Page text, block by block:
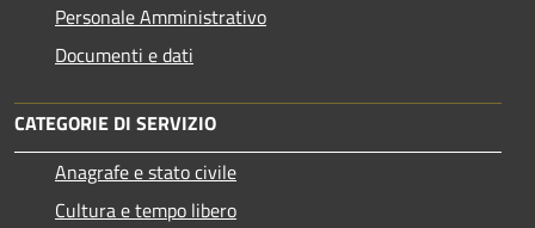
Personale Amministrativo
Documenti e dati
CATEGORIE DI SERVIZIO
Anagrafe e stato civile
Cultura e tempo libero